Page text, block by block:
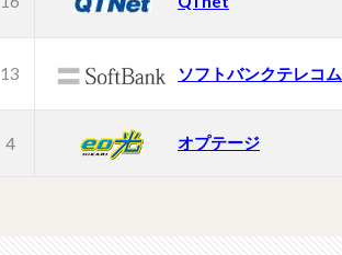
13 ソフトバンクテレコム
4 オプテージ